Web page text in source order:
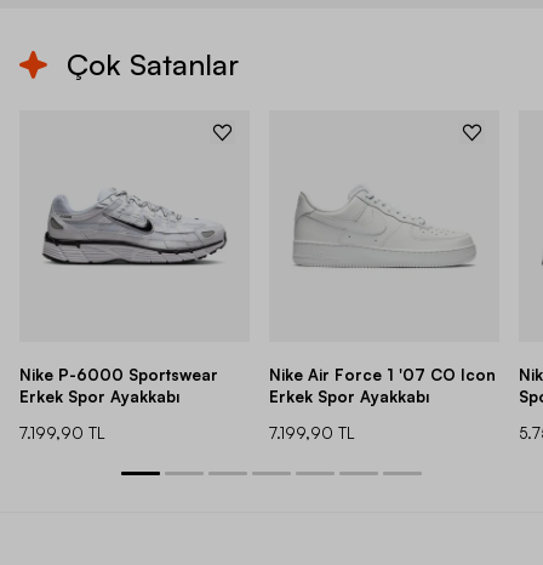
Çok Satanlar
Nike P-6000 Sportswear
Erkek Spor Ayakkabı
7.199,90 TL
Nike Air Force 1 '07 CO Icon
Erkek Spor Ayakkabı
7.199,90 TL